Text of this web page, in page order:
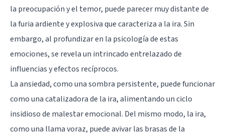
la preocupación y el temor, puede parecer muy distante de
la furia ardiente y explosiva que caracteriza a la ira. Sin
embargo, al profundizar en la psicología de estas
emociones, se revela un intrincado entrelazado de
influencias y efectos recíprocos.
La ansiedad, como una sombra persistente, puede funcionar
como una catalizadora de la ira, alimentando un ciclo
insidioso de malestar emocional. Del mismo modo, la ira,
como una llama voraz, puede avivar las brasas de la